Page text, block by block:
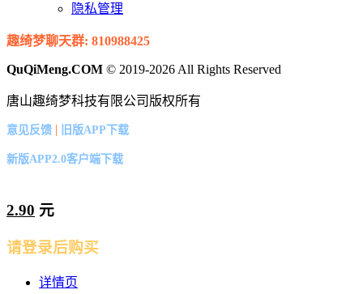
隐私管理
趣绮梦聊天群: 810988425
QuQiMeng.COM © 2019-2026 All Rights Reserved
唐山趣绮梦科技有限公司版权所有
意见反馈 | 旧版APP下载
新版APP2.0客户端下载
2.90 元
请登录后购买
详情页